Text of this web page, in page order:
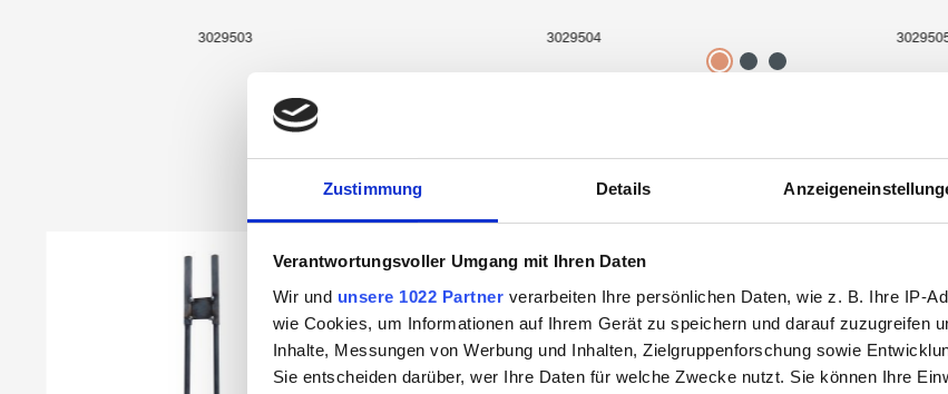
Zustimmung Details
Verantwortungsvoller Umgang mit Ihren Daten
Wir und unsere 1022 Partner verarbeiten Ihre persönlichen Daten, wie z. B. Ihre IP-
wie Cookies, um Informationen auf Ihrem Gerät zu speichern und darauf zuzugreifen
Inhalte, Messungen von Werbung und Inhalten, Zielgruppenforschung sowie
Sie entscheiden darüber, wer Ihre Daten für welche Zwecke nutzt. Sie können Ihre
3029503 3029504